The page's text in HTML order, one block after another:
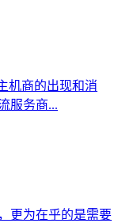
机商的出现和消
服务商...
更为在乎的是需要